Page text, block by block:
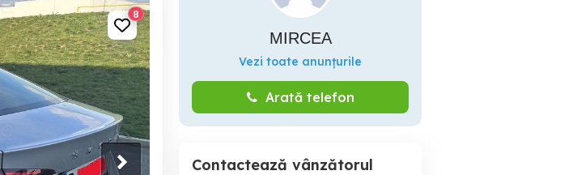
8
MIRCEA
Vezi toate anunțurile
Arată telefon
Contactează vânzătorul